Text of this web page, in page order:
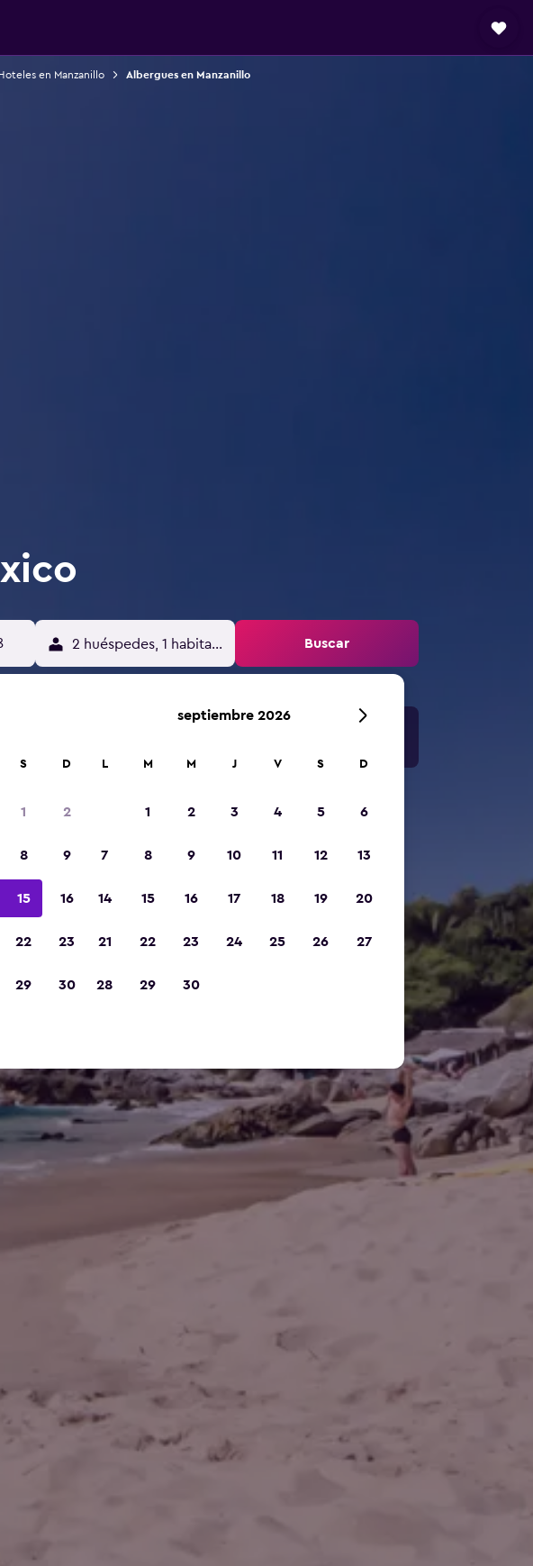
en Manzanillo Albergues en Manzanillo
2 huéspedes, 1 habitación Buscar
S D
1 2
8 9
15 16
22 23
29 30
septiembre 2026
L M M J V S D
1 2 3 4 5 6
7 8 9 10 11 12 13
14 15 16 17 18 19 20
21 22 23 24 25 26 27
28 29 30